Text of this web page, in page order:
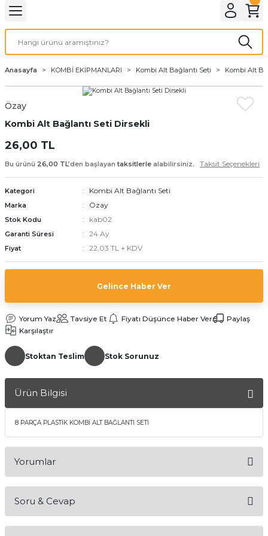
Seti
KOMBİ
9.000 BTU
SOBASI
Dikey 11000 Seri
Klasik Seri
Klasik Camlı Seri
Anasayfa KOMBİ EKİPMANLARI Kombi Alt Bağlantı Seti Kombi Alt
Özay
Kombi Alt Bağlantı Seti Dirsekli
26,00 TL
Bu ürünü 26,00 TL’den başlayantaksitlerle alabilirsiniz. Taksit Seçenekleri
Kategori Kombi Alt Bağlantı Seti
Marka Özay
Stok Kodu kab02
Garanti Süresi 24 Ay
Fiyat 22,03 TL + KDV
Gelince Haber Ver
Yorum Yaz Tavsiye Et Fiyatı Düşünce Haber Ver
Paylaş
Karşılaştır
Stoktan Teslim Stok Sorunuz
Ürün Bilgisi
8 PARÇA PLASTİK KOMBİ ALT BAĞLANTI SETİ
Yorumlar
Soru & Cevap